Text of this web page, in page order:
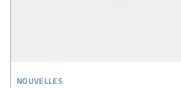
nouvelles